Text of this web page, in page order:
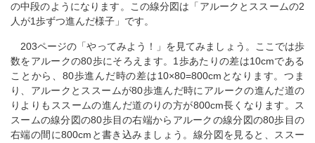
の中段のようになります。この線分図は「アルークとススームの2
人が1歩ずつ進んだ様子」です。
203ページの「やってみよう！」を見てみましょう。ここでは歩
数をアルークの80歩にそろえます。1歩あたりの差は10cmである
ことから、80歩進んだ時の差は10×80=800cmとなります。つま
り、アルークとススームが80歩進んだ時にアルークの進んだ道の
りよりもススームの進んだ道のりの方が800cm長くなります。ス
スームの線分図の80歩目の右端からアルークの線分図の80歩目の
右端の間に800cmと書き込みましょう。線分図を見ると、ススー